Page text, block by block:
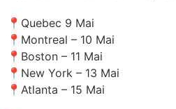
📍Quebec 9 Mai
📍Montreal – 10 Mai
📍Boston – 11 Mai
📍New York – 13 Mai
📍Atlanta – 15 Mai